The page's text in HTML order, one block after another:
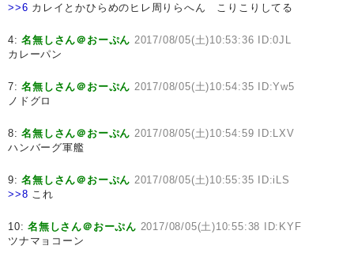
>>6 カレイとかひらめのヒレ周りらへん こりこりしてる
4:名無しさん＠おーぷん 2017/08/05(土)10:53:36 ID:0JL
カレーパン
7:名無しさん＠おーぷん 2017/08/05(土)10:54:35 ID:Yw5
ノドグロ
8:名無しさん＠おーぷん 2017/08/05(土)10:54:59 ID:LXV
ハンバーグ軍艦
9:名無しさん＠おーぷん 2017/08/05(土)10:55:35 ID:iLS
>>8 これ
10:名無しさん＠おーぷん 2017/08/05(土)10:55:38 ID:KYF
ツナマョコーン